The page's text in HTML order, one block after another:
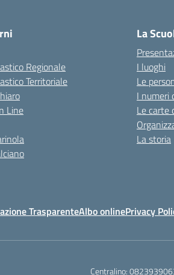
Regionale
Territoriale
Line
La
I luoghi
Le
I numeri
Le carte
La storia
TrasparenteAlbo onlinePrivacy
Centralino: